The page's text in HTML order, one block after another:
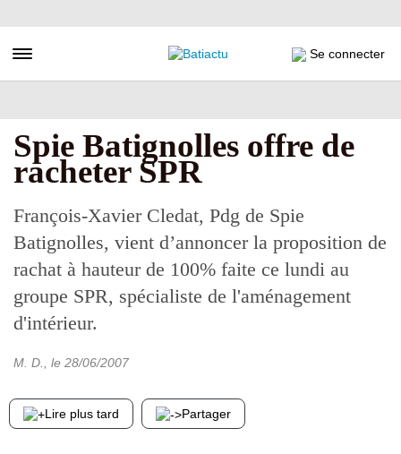
au
principal
Toggle navigation Se connecter
Spie Batignolles offre de
racheter SPR
François-Xavier Cledat, Pdg de Spie
Batignolles, vient d’annoncer la proposition de
rachat à hauteur de 100% faite ce lundi au
groupe SPR, spécialiste de l'aménagement
d'intérieur.
M. D. , le 28/06/2007
Lire plus tard Partager